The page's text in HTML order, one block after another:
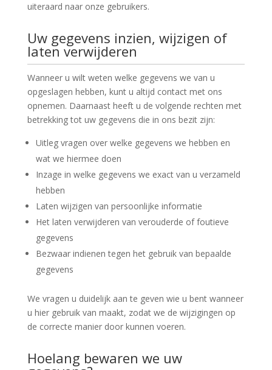
uiteraard naar onze gebruikers.
Uw gegevens inzien, wijzigen of
laten verwijderen
Wanneer u wilt weten welke gegevens we van u
opgeslagen hebben, kunt u altijd contact met ons
opnemen. Daarnaast heeft u de volgende rechten met
betrekking tot uw gegevens die in ons bezit zijn:
Uitleg vragen over welke gegevens we hebben en
wat we hiermee doen
Inzage in welke gegevens we exact van u verzameld
hebben
Laten wijzigen van persoonlijke informatie
Het laten verwijderen van verouderde of foutieve
gegevens
Bezwaar indienen tegen het gebruik van bepaalde
gegevens
We vragen u duidelijk aan te geven wie u bent wanneer
u hier gebruik van maakt, zodat we de wijzigingen op
de correcte manier door kunnen voeren.
Hoelang bewaren we uw